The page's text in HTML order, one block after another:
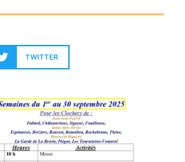
TWITTER